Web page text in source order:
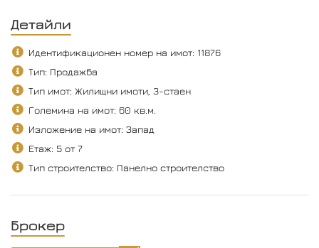
Детайли
Идентификационен номер на имот: 11876
Тип: Продажба
Тип имот: Жилищни имоти, 3-стаен
Големина на имот: 60 кв.м.
Изложение на имот: Запад
Етаж: 5 от 7
Тип строителство: Панелно строителство
Брокер